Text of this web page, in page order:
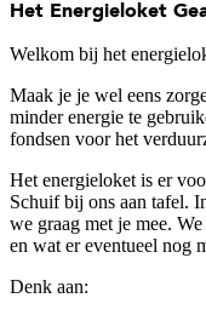
Het Energieloket
Welkom bij het
Maak je je wel eens
minder energie te
fondsen voor het
Het energieloket is er
Schuif bij ons aan tafel.
we graag met je mee.
en wat er eventueel nog
Denk aan: